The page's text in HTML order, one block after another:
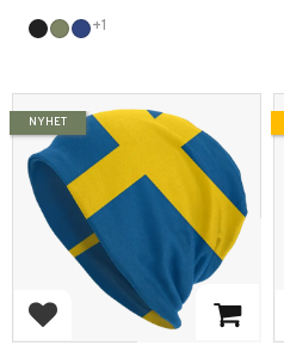
+1
Add to favorites
NYHET